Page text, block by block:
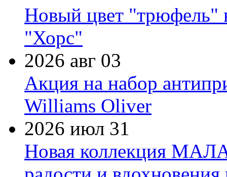
Новый цвет "трюфель"
"Хорс"
2026 авг 03
Акция на набор
Williams Oliver
2026 июл 31
Новая коллекция